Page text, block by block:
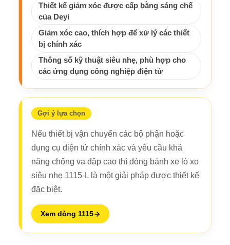
Thiết kế giảm xóc được cấp bằng sáng chế
của Deyi
Giảm xóc cao, thích hợp để xử lý các thiết
bị chính xác
Thông số kỹ thuật siêu nhẹ, phù hợp cho
các ứng dụng công nghiệp điện tử
Gợi ý lựa chọn
Nếu thiết bị vận chuyển các bộ phận hoặc
dụng cụ điện tử chính xác và yêu cầu khả
năng chống va đập cao thì dòng bánh xe lò xo
siêu nhẹ 1115-L là một giải pháp được thiết kế
đặc biệt.
Xem dòng 1115